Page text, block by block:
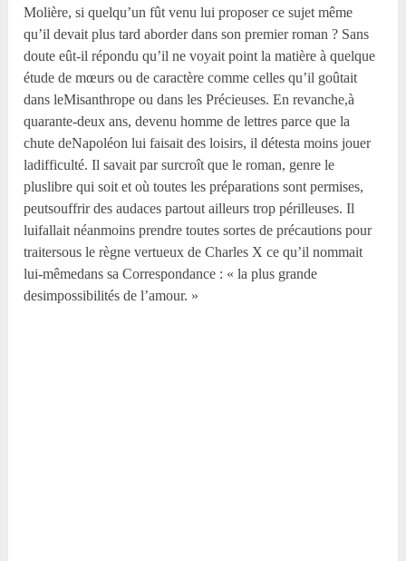
Molière, si quelqu’un fût venu lui proposer ce sujet même
qu’il devait plus tard aborder dans son premier roman ? Sans
doute eût-il répondu qu’il ne voyait point la matière à quelque
étude de mœurs ou de caractère comme celles qu’il goûtait
dans leMisanthrope ou dans les Précieuses. En revanche,à
quarante-deux ans, devenu homme de lettres parce que la
chute deNapoléon lui faisait des loisirs, il détesta moins jouer
ladifficulté. Il savait par surcroît que le roman, genre le
pluslibre qui soit et où toutes les préparations sont permises,
peutsouffrir des audaces partout ailleurs trop périlleuses. Il
luifallait néanmoins prendre toutes sortes de précautions pour
traitersous le règne vertueux de Charles X ce qu’il nommait
lui-mêmedans sa Correspondance : « la plus grande
desimpossibilités de l’amour. »